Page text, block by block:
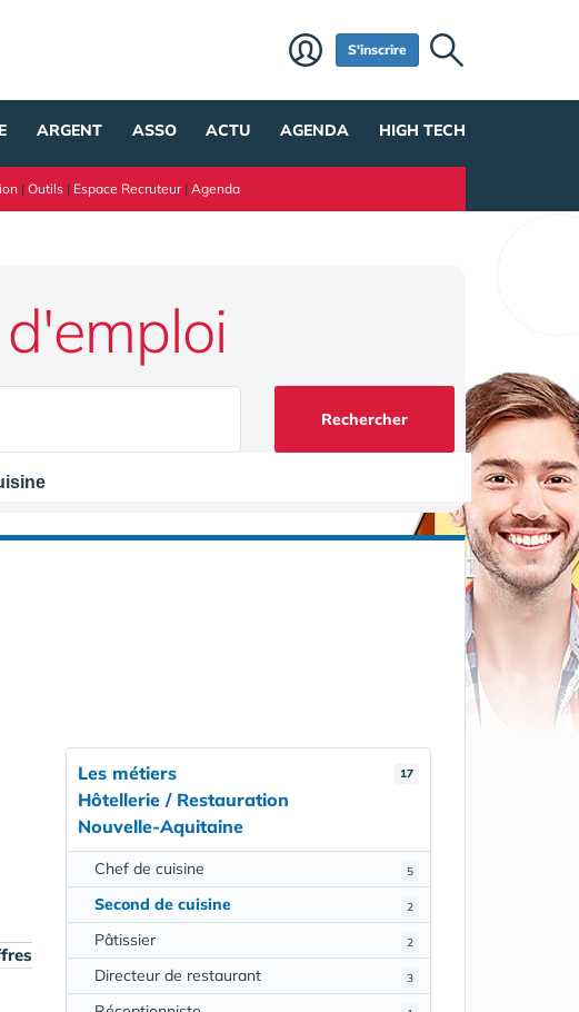
S'inscrire
ARGENT ASSO ACTU AGENDA HIGH TECH
| Outils | Espace Recruteur| Agenda
Rechercher
17
Les métiers
Hôtellerie / Restauration
Nouvelle-Aquitaine
5
Chef de cuisine
2
Second de cuisine
2
Pâtissier
3
Directeur de restaurant